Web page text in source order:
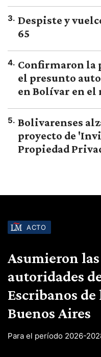
3. Despiste y
65
4. Confirmaron la
el presunto
en Bolívar en el
5. Bolivarenses
proyecto de
Propiedad
ACTO
Asumieron
autoridades
Escribanos
Buenos Aires
Para el período 2026-